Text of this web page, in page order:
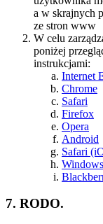
a w skrajnych
ze stron www
W celu
poniżej
instrukcjami:
Internet
Chrome
Safari
Firefox
Opera
Android
Safari
7. RODO.